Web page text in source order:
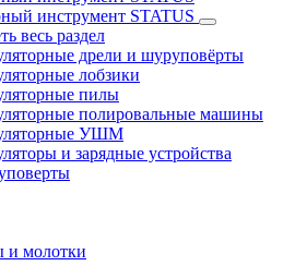
инструмент STATUS
весь раздел
дрели и шуруповёрты
лобзики
пилы
полировальные машины
УШМ
и зарядные устройства
и молотки